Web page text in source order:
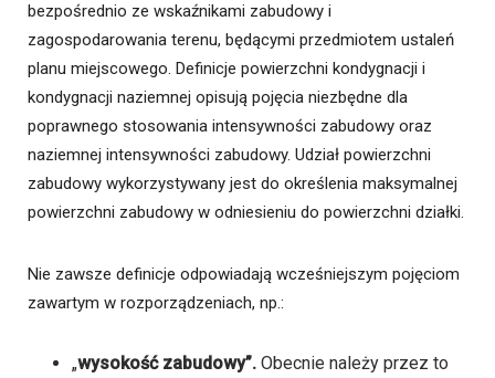
bezpośrednio ze wskaźnikami zabudowy i
zagospodarowania terenu, będącymi przedmiotem ustaleń
planu miejscowego. Definicje powierzchni kondygnacji i
kondygnacji naziemnej opisują pojęcia niezbędne dla
poprawnego stosowania intensywności zabudowy oraz
naziemnej intensywności zabudowy. Udział powierzchni
zabudowy wykorzystywany jest do określenia maksymalnej
powierzchni zabudowy w odniesieniu do powierzchni działki.
Nie zawsze definicje odpowiadają wcześniejszym pojęciom
zawartym w rozporządzeniach, np.:
„wysokość zabudowy”. Obecnie należy przez to